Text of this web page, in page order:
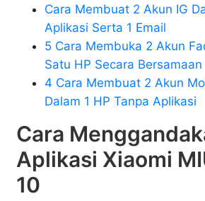
Cara Membuat 2 Akun IG
Aplikasi Serta 1 Email
5 Cara Membuka 2 Akun
Satu HP Secara Bersamaan
4 Cara Membuat 2 Akun
Dalam 1 HP Tanpa Aplikasi
Cara
Aplikasi Xiaomi
10